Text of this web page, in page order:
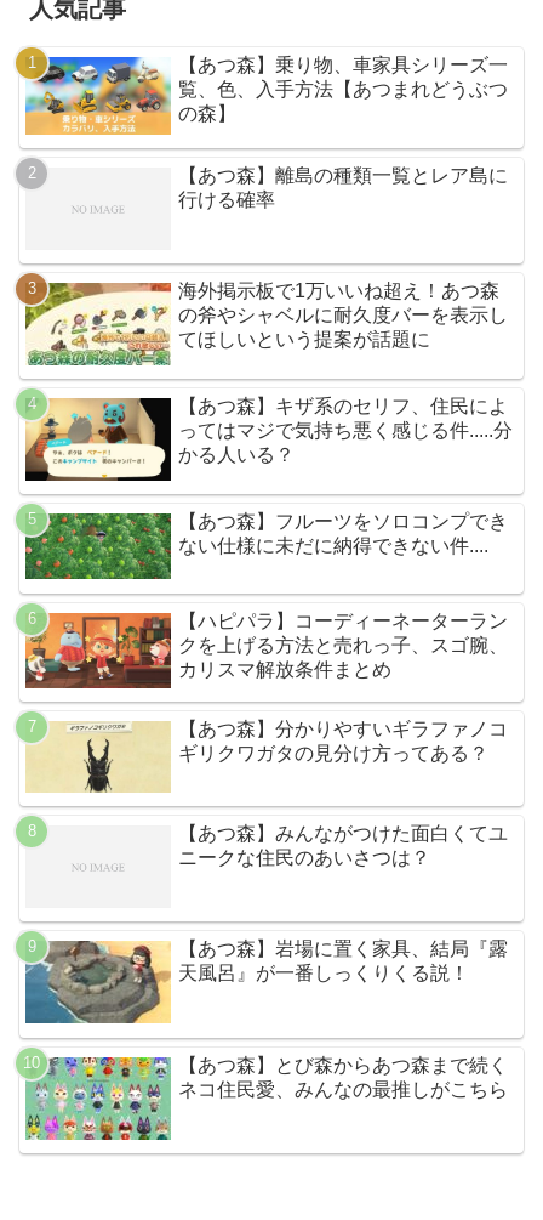
人気記事
【あつ森】乗り物、車家具シリーズ一
覧、色、入手方法【あつまれどうぶつ
の森】
【あつ森】離島の種類一覧とレア島に
行ける確率
海外掲示板で1万いいね超え！あつ森
の斧やシャベルに耐久度バーを表示し
てほしいという提案が話題に
【あつ森】キザ系のセリフ、住民によ
ってはマジで気持ち悪く感じる件.....分
かる人いる？
【あつ森】フルーツをソロコンプでき
ない仕様に未だに納得できない件....
【ハピパラ】コーディーネーターラン
クを上げる方法と売れっ子、スゴ腕、
カリスマ解放条件まとめ
【あつ森】分かりやすいギラファノコ
ギリクワガタの見分け方ってある？
【あつ森】みんながつけた面白くてユ
ニークな住民のあいさつは？
【あつ森】岩場に置く家具、結局『露
天風呂』が一番しっくりくる説！
【あつ森】とび森からあつ森まで続く
ネコ住民愛、みんなの最推しがこちら